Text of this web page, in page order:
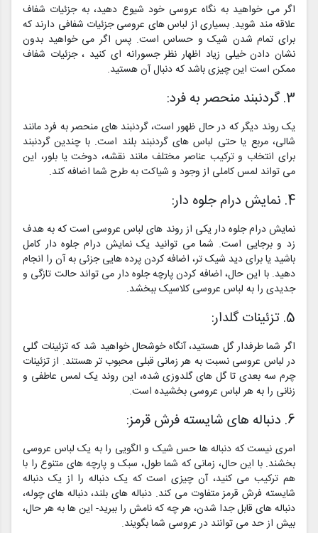
اگر می خواهید به نگاه عروسی خود شیوع دهید، به جزئیات شفاف
علاقه مند شوید. بسیاری از لباس های عروسی جزئیات شفافی دارند که
برای تمام شدن شیک و حساس است. پس اگر می خواهید بدون
نشان دادن خیلی زیاد اظهار نظر جسورانه ای کنید ، جزئیات شفاف
ممکن است این چیزی باشد که دنبال آن هستید.
3. گردنبند منحصر به فرد:
یک روند دیگر که در حال ظهور است، گردنبند های منحصر به فرد مانند
شالی، مربع یا حتی لباس های گردنبند بلند است. با چندین گردنبند
برای انتخاب و ترکیب عناصر مختلف مانند نقشه، دوخت یا بلور، این
می تواند لمس کاملی از وجود و شیاکت به طرح شما اضافه کند.
4. نمایش درام جلوه دار:
نمایش درام جلوه دار یکی از روند های لباس عروسی است که به هدف
زد و برجایی است. شما می توانید یک نمایش درام جلوه دار کامل
باشید یا برای دید شیک تر، اضافه کردن پرده هایی جزئی به آن را انجام
دهید. با این حال، اضافه کردن پارچه جلوه دار می تواند حالت تازگی و
جدیدی را به لباس عروسی کلاسیک ببخشد.
5. تزئینات گلدار:
اگر شما طرفدار گل هستید، آنگاه خوشحال خواهید شد که تزئینات گلی
در لباس عروسی نسبت به هر زمانی قبلی محبوب تر هستند. از تزئینات
چرم سه بعدی تا گل های گلدوزی شده، این روند یک لمس عاطفی و
زنانی را به هر لباس عروسی بخشیده است.
6. دنباله های شایسته فرش قرمز:
امری نیست که دنباله ها حس شیک و الگویی را به یک لباس عروسی
بخشند. با این حال، زمانی که شما طول، سبک و پارچه های متنوع را با
هم ترکیب می کنید، آن چیزی است که یک دنباله را از یک دنباله
شایسته فرش قرمز متفاوت می کند. دنباله های بلند، دنباله های چوله،
دنباله های قابل جدا شدن، هر چه که نامش را ببرید- این ها به هر حال،
بیش از حد می توانند در عروسی شما بگویند.